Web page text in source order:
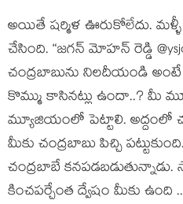
అయితే షర్మిళ ఊరుకోలేదు.
చేసింది. “జగన్ మోహన్ రెడ్డి
చంద్రబాబును నిలదీయండి అంటే
కొమ్ము కాసినట్లు ఉందా..? మీ
మ్యూజియంలో పెట్టాలి. అద్దంలో
మీకు చంద్రబాబు పిచ్చి
చంద్రబాబే
కించపర్చేంత ద్వేషం మీకు ఉంది